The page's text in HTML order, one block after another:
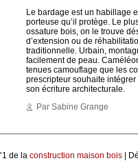
Le bardage est un habillage
porteuse qu’il protège. Le
ossature bois, on le trouve
d’extension ou de
traditionnelle. Urbain,
facilement de peau.
tenues camouflage que les
prescripteur souhaite
son écriture architecturale.
Par Sabine Grange
de la construction maison bois |